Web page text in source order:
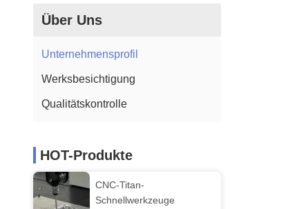
Über Uns
Unternehmensprofil
Werksbesichtigung
Qualitätskontrolle
HOT-Produkte
CNC-Titan-
Schnellwerkzeuge